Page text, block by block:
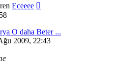
Eceeee
O daha Beter ...
2009, 22:43